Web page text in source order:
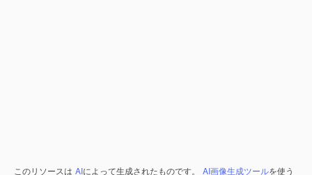
このリソースは AIによって生成されたものです。 AI画像生成ツールを使う